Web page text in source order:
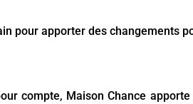
pour apporter des changements
compte, Maison Chance